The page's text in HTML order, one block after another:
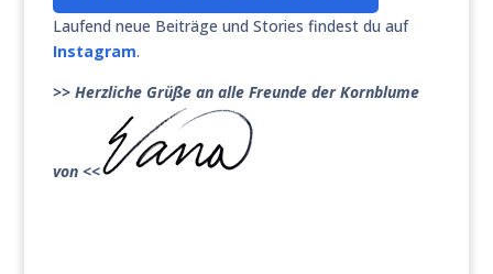
Laufend neue Beiträge und Stories findest du auf
Instagram.
>> Herzliche Grüße an alle Freunde der Kornblume
von <<